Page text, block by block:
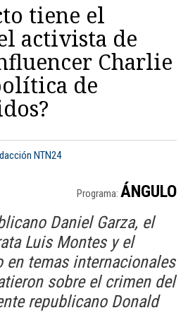
tiene el
activista de
Charlie
de
NTN24
Programa: ÁNGULO
Daniel Garza, el
Luis Montes y el
en temas internacionales
sobre el crimen del
republicano Donald